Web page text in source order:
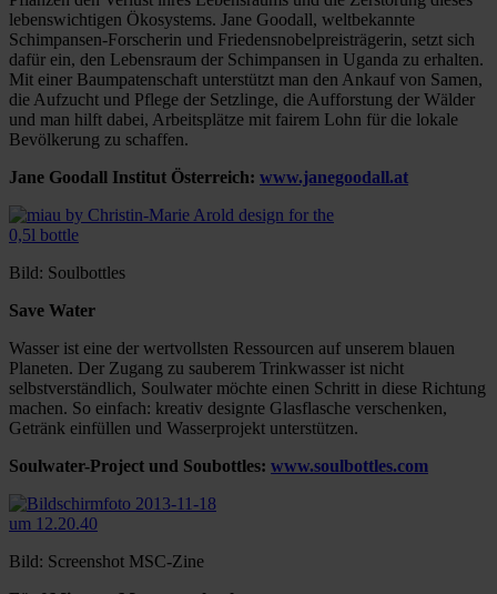
lebenswichtigen Ökosystems. Jane Goodall, weltbekannte
Schimpansen-Forscherin und Friedensnobelpreisträgerin, setzt sich
dafür ein, den Lebensraum der Schimpansen in Uganda zu erhalten.
Mit einer Baumpatenschaft unterstützt man den Ankauf von Samen,
die Aufzucht und Pflege der Setzlinge, die Aufforstung der Wälder
und man hilft dabei, Arbeitsplätze mit fairem Lohn für die lokale
Bevölkerung zu schaffen.
Jane Goodall Institut Österreich: www.janegoodall.at
Bild: Soulbottles
Save Water
Wasser ist eine der wertvollsten Ressourcen auf unserem blauen
Planeten. Der Zugang zu sauberem Trinkwasser ist nicht
selbstverständlich, Soulwater möchte einen Schritt in diese Richtung
machen. So einfach: kreativ designte Glasflasche verschenken,
Getränk einfüllen und Wasserprojekt unterstützen.
Soulwater-Project und Soubottles: www.soulbottles.com
Bild: Screenshot MSC-Zine